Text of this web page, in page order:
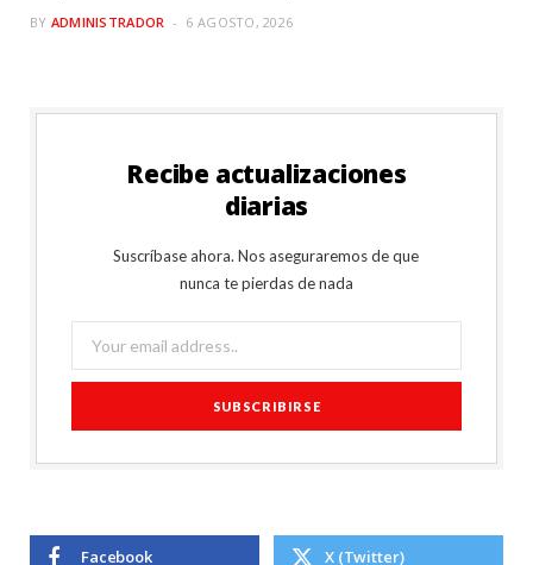
BY ADMINISTRADOR 6 AGOSTO, 2026
Recibe actualizaciones
diarias
Suscríbase ahora. Nos aseguraremos de que
nunca te pierdas de nada
Facebook X (Twitter)